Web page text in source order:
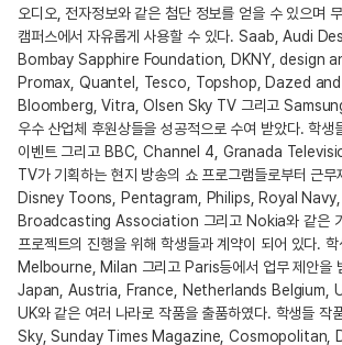
오디오, 전자정보와 같은 첨단 정보를 얻을 수 있으며
캠퍼스에서 자유롭게 사용할 수 있다. Saab, Audi
Bombay Sapphire Foundation, DKNY, design
Promax, Quantel, Tesco, Topshop, Dazed
Bloomberg, Vitra, Olsen Sky TV 그리고 Samsung
우수 산업체 후원상들을 성공적으로 수여 받았다. 학생
이벤트 그리고 BBC, Channel 4, Granada
TV가 기획하는 현지 방송의 쇼 프로그램들로부터 근
Disney Toons, Pentagram, Philips, Royal
Broadcasting Association 그리고 Nokia와 같은
프로젝트의 진행을 위해 학생들과 계약이 되어 있다.
Melbourne, Milan 그리고 Paris등에서 업무 제안을
Japan, Austria, France, Netherlands Belgium,
UK와 같은 여러 나라로 작품을 출품하였다. 학생들 작
Sky, Sunday Times Magazine, Cosmopolitan,